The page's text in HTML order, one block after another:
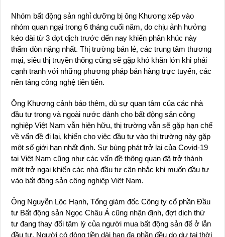
Nhóm bất động sản nghỉ dưỡng bị ông Khương xếp vào
nhóm quan ngại trong 6 tháng cuối năm, do chịu ảnh hưởng
kéo dài từ 3 đợt dịch trước đến nay khiến phân khúc này
thấm đòn nặng nhất. Thị trường bán lẻ, các trung tâm thương
mại, siêu thị truyền thống cũng sẽ gặp khó khăn lớn khi phải
cạnh tranh với những phương pháp bán hàng trực tuyến, các
nền tảng công nghệ tiên tiến.
Ông Khương cảnh báo thêm, dù sự quan tâm của các nhà
đầu tư trong và ngoài nước dành cho bất động sản công
nghiệp Việt Nam vẫn hiện hữu, thị trường vẫn sẽ gặp hạn chế
về vấn đề đi lại, khiến cho việc đầu tư vào thị trường này gặp
một số giới hạn nhất định. Sự bùng phát trở lại của Covid-19
tại Việt Nam cũng như các vấn đề thông quan đã trở thành
một trở ngại khiến các nhà đầu tư cân nhắc khi muốn đầu tư
vào bất động sản công nghiệp Việt Nam.
Ông Nguyễn Lộc Hạnh, Tổng giám đốc Công ty cổ phần Đầu
tư Bất động sản Ngọc Châu Á cũng nhận định, đợt dịch thứ
tư đang thay đổi tâm lý của người mua bất động sản để ở lẫn
đầu tư. Người có dòng tiền dài hạn đa phần đều do dự tại thời